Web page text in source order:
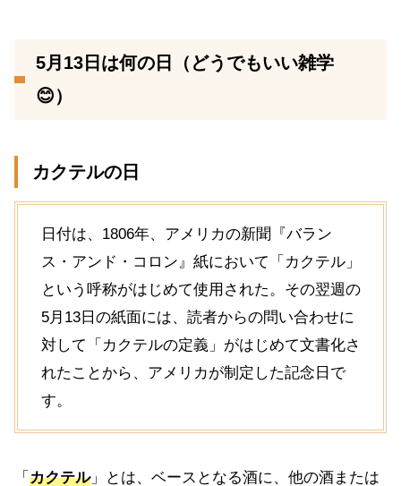
5月13日は何の日（どうでもいい雑学
😊）
カクテルの日
日付は、1806年、アメリカの新聞『バラン
ス・アンド・コロン』紙において「カクテル」
という呼称がはじめて使用された。その翌週の
5月13日の紙面には、読者からの問い合わせに
対して「カクテルの定義」がはじめて文書化さ
れたことから、アメリカが制定した記念日で
す。
「 カクテル」とは、ベースとなる酒に、他の酒または